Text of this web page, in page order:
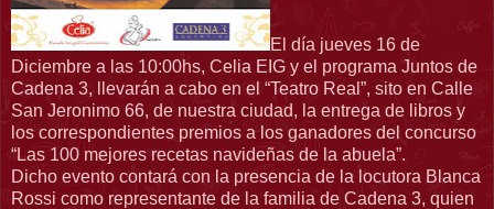
El día jueves 16 de
Diciembre a las 10:00hs, Celia EIG y el programa Juntos de
Cadena 3, llevarán a cabo en el “Teatro Real”, sito en Calle
San Jeronimo 66, de nuestra ciudad, la entrega de libros y
los correspondientes premios a los ganadores del concurso
“Las 100 mejores recetas navideñas de la abuela”.
Dicho evento contará con la presencia de la locutora Blanca
Rossi como representante de la familia de Cadena 3, quien